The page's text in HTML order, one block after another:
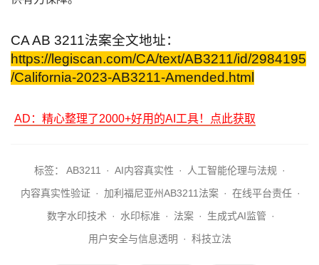
CA AB 3211法案全文地址：
https://legiscan.com/CA/text/AB3211/id/2984195
/California-2023-AB3211-Amended.html
AD：精心整理了2000+好用的AI工具！点此获取
标签： AB3211 · AI内容真实性 · 人工智能伦理与法规 ·
内容真实性验证 · 加利福尼亚州AB3211法案 · 在线平台责任 ·
数字水印技术 · 水印标准 · 法案 · 生成式AI监管 ·
用户安全与信息透明 · 科技立法